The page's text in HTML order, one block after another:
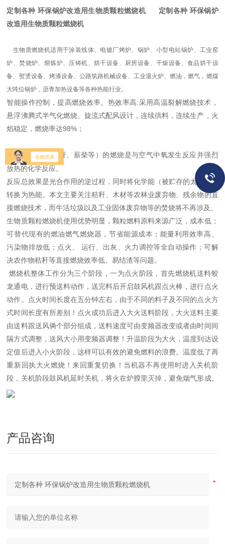
定制各种 环保锅炉改造用生物质颗粒燃烧机
定制各种 环保锅炉
改造用生物质颗粒燃烧机
生物质燃烧机适用于涂装线体、电镀厂烤炉、锅炉、小型电站锅炉、工业窑
炉、焚烧炉、熔炼炉、压铸机、烘干设备、厨房设备、干燥设备、食品烘干设
备、熨烫设备、烤漆设备、公路筑路机械设备、工业退火炉、燃油，燃气，燃煤
大吨位锅炉，沥青加热设备等各种热能行业。
智能操作控制，提高燃烧效率。热效率高:采用高温裂解燃烧技术，
悬浮沸腾式半气化燃烧、旋流式配风设计，连续供料，连续生产，火
焰稳定，燃烧率达98%；
生物质燃料（秸秆、薪柴等）的燃烧是与空气中氧发生反应并强烈
放热的化学反应。
反应总效果是光合作用的逆过程，同时将化学能（被贮存的太阳能）
转换为热能。本文主要关注秸秆、木材等农林业废弃物、残余物的直
接燃烧技术，而牛活垃圾以及工业固体废弃物等的焚烧将不再涉及。
生物质颗粒燃烧机使用优势明显，颗粒燃料原料来源广泛，成本低；
可替代现有的燃油燃气燃烧器，节省能源成本；能量利用效率高、
污染物排放低；点火、 运行、出灰、火力调控等全自动操作；可解
决农作物秸秆等直接燃烧效率低、易结渣等问题。
燃烧机整体工作分为三个阶段，一为点火阶段，首先燃烧机送料蛟
龙通电，进行预送料动作，送完料后开启鼓风机跟点火棒，进行点火
动作。点火时间长度在五分钟左右，由于不同的料子及不同的点火方
式时间长度有所差别！点火成功后进入大火送料阶段，大火送料主要
由送料跟送风俩个部分组成，送料速度可由变频器改变或者由时间间
隔方式调整，送风大小用变频器调整！升温阶段为大火，温度到达设
定值后进入小火阶段，这样可以有效的避免燃料的浪费。温度低了再
重新回执大火燃烧！来回重复切换！当机器不再使用时进入关机阶
段，关机阶段鼓风机延时关机，将火在炉膛里灭掉，避免烟气形成。
产品咨询